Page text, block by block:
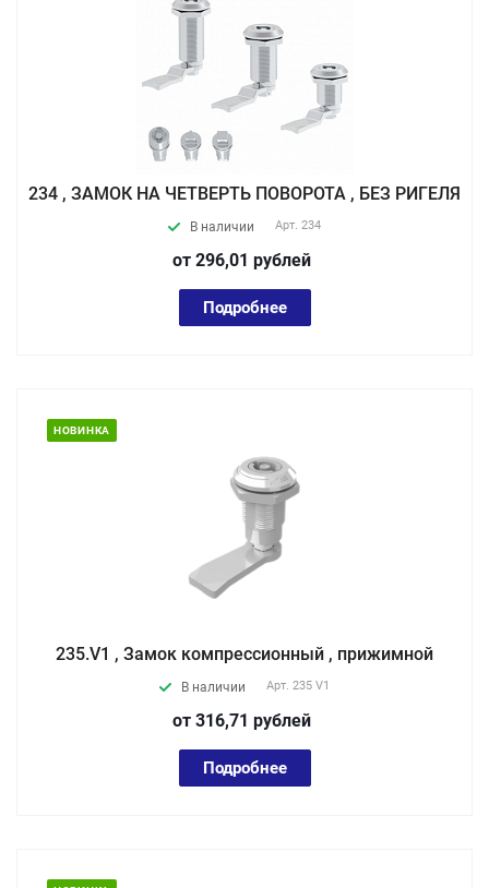
234 , ЗАМОК НА ЧЕТВЕРТЬ ПОВОРОТА , БЕЗ РИГЕЛЯ
В наличии Арт. 234
от 296,01 рублей
Подробнее
НОВИНКА
235.V1 , Замок компрессионный , прижимной
В наличии Арт. 235 V1
от 316,71 рублей
Подробнее